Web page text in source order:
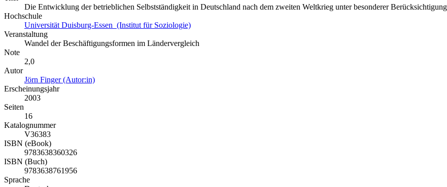
Die Entwicklung der betrieblichen Selbstständigkeit in Deutschland nach dem zweiten Weltkrieg unter besonderer
Hochschule
Universität Duisburg-Essen (Institut für Soziologie)
Veranstaltung
Wandel der Beschäftigungsformen im Ländervergleich
Note
2,0
Autor
Jörn Finger (Autor:in)
Erscheinungsjahr
2003
Seiten
16
Katalognummer
V36383
ISBN (eBook)
9783638360326
ISBN (Buch)
9783638761956
Sprache